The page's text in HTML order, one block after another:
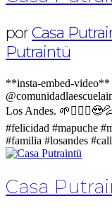
porCasa
Putraintü
**insta-embed-video**
Los Andes.
#felicidad #mapuche
#familia #losandes
Casa